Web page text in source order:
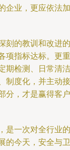
企业，更应依法加
刻的教训和改进的
项指标达标。更重
期检测、日常清洁
制度化，并主动接
分，才是赢得客户
是一次对全行业的
的今天，安全与卫